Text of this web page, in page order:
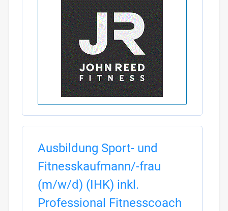
Ausbildung Sport- und
Fitnesskaufmann/-frau
(m/w/d) (IHK) inkl.
Professional Fitnesscoach